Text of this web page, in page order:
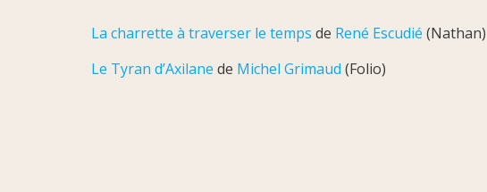
La charrette à traverser le temps de René Escudié (Nathan)
Le Tyran d’Axilane de Michel Grimaud (Folio)